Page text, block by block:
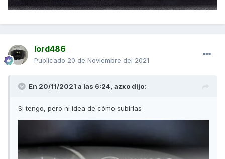
lord486
Publicado 20 de Noviembre del 2021
En 20/11/2021 a las 6:24, azxo dijo:
Si tengo, pero ni idea de cómo subirlas